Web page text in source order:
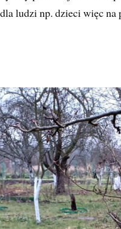
ludzi np. dzieci więc na